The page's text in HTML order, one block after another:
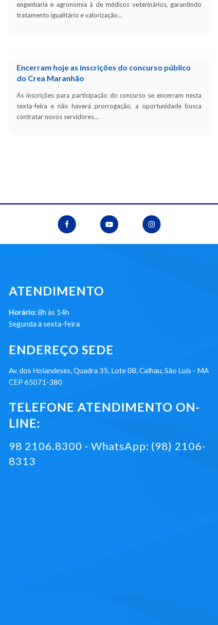
engenharia e agronomia à de médicos veterinários, garantindo
tratamento igualitário e valorização…
Encerram hoje as inscrições do concurso público
do Crea Maranhão
As inscrições para participação do concurso se encerram nesta
sexta-feira e não haverá prorrogação, a oportunidade busca
contratar novos servidores…
ATENDIMENTO
Horário: 8h às 14h
Segunda à sexta-feira
ENDEREÇO SEDE
Av. dos Holandeses, Quadra 35, Lote 08, Calhau, São Luís - MA
CEP 65071-380
TELEFONE ATENDIMENTO ON-
LINE:
98 2106.8300 - WhatsApp: (98) 2106-
8313